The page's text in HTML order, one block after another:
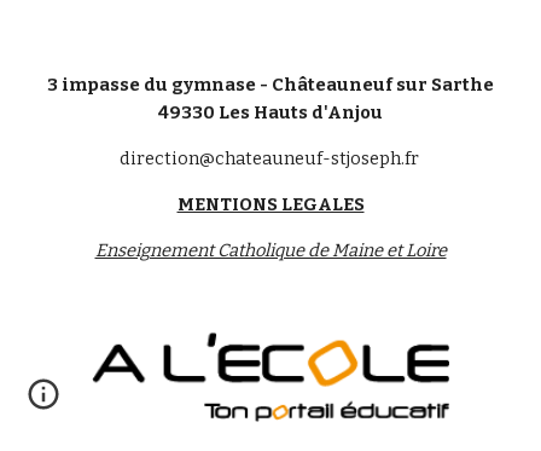
3 impasse du gymnase - Châteauneuf sur Sarthe
49330 Les Hauts d'Anjou
direction@chateauneuf-stjoseph.fr
MENTIONS LEGALES
Enseignement Catholique de Maine et Loire